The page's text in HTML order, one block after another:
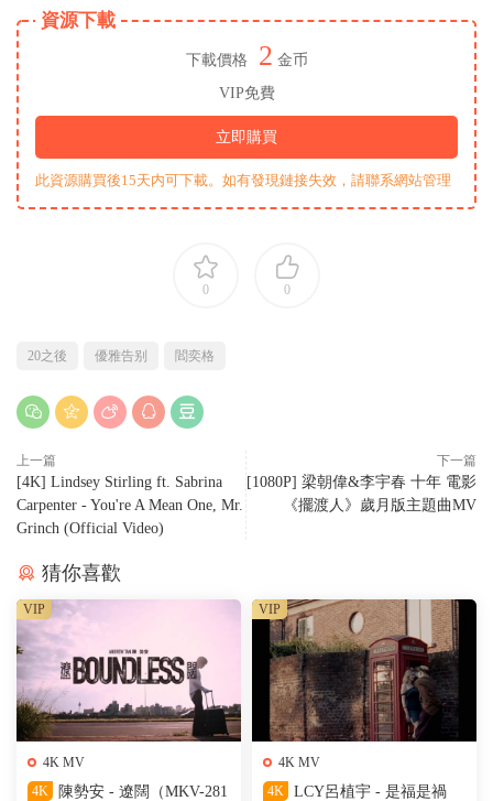
資源下載
下載價格 2 金币
VIP免費
立即購買
此資源購買後15天内可下載。如有發現鏈接失效，請聯系網站管理
0 0
20之後 優雅告别 閻奕格
上一篇
[4K] Lindsey Stirling ft. Sabrina
Carpenter - You're A Mean One, Mr.
Grinch (Official Video)
下一篇
[1080P] 梁朝偉&李宇春 十年 電影
《擺渡人》歲月版主題曲MV
猜你喜歡
4K MV
4K
陳勢安 - 遼闊（MKV-281
VIP
4K MV
4K
LCY呂植宇 - 是福是禍
VIP